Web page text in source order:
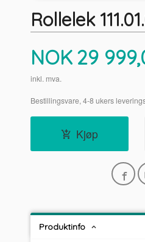
Rollelek
Pris
NOK 29
inkl. mva.
Bestillingsvare, 4-8 ukers
Kjøp
Produktinfo